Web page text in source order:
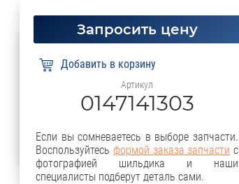
Запросить цену
Артикул
0147141303
Если вы сомневаетесь в выборе запчасти.
Воспользуйтесь формой заказа запчасти с
фотографией шильдика и наши
специалисты подберут деталь сами.